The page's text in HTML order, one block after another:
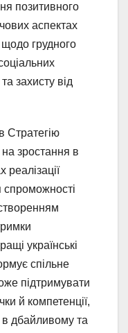
позитивного
аспектах
грудного
захисту від
Стратегію
зростання в
спроможності
українські
спільне
підтримувати
й компетенції,
дбайливому та